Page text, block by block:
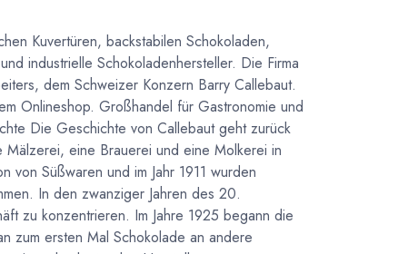
Kuvertüren, backstabilen Schokoladen,
industrielle Schokoladenhersteller. Die Firma
dem Schweizer Konzern Barry Callebaut.
Onlineshop. Großhandel für Gastronomie und
Die Geschichte von Callebaut geht zurück
Mälzerei, eine Brauerei und eine Molkerei in
von Süßwaren und im Jahr 1911 wurden
In den zwanziger Jahren des 20.
zu konzentrieren. Im Jahre 1925 begann die
zum ersten Mal Schokolade an andere